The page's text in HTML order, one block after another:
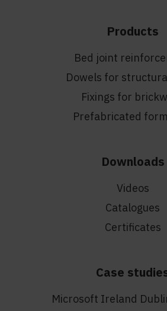
Products
Bed joint
Dowels for
Fixings for
Prefabricated
Downloads
Videos
Catalogues
Certificates
Case
Microsoft Ireland